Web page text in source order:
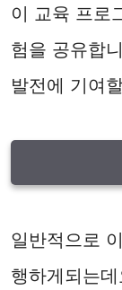
이 교육 프로
험을 공유합
발전에 기여
일반적으로
행하게되는